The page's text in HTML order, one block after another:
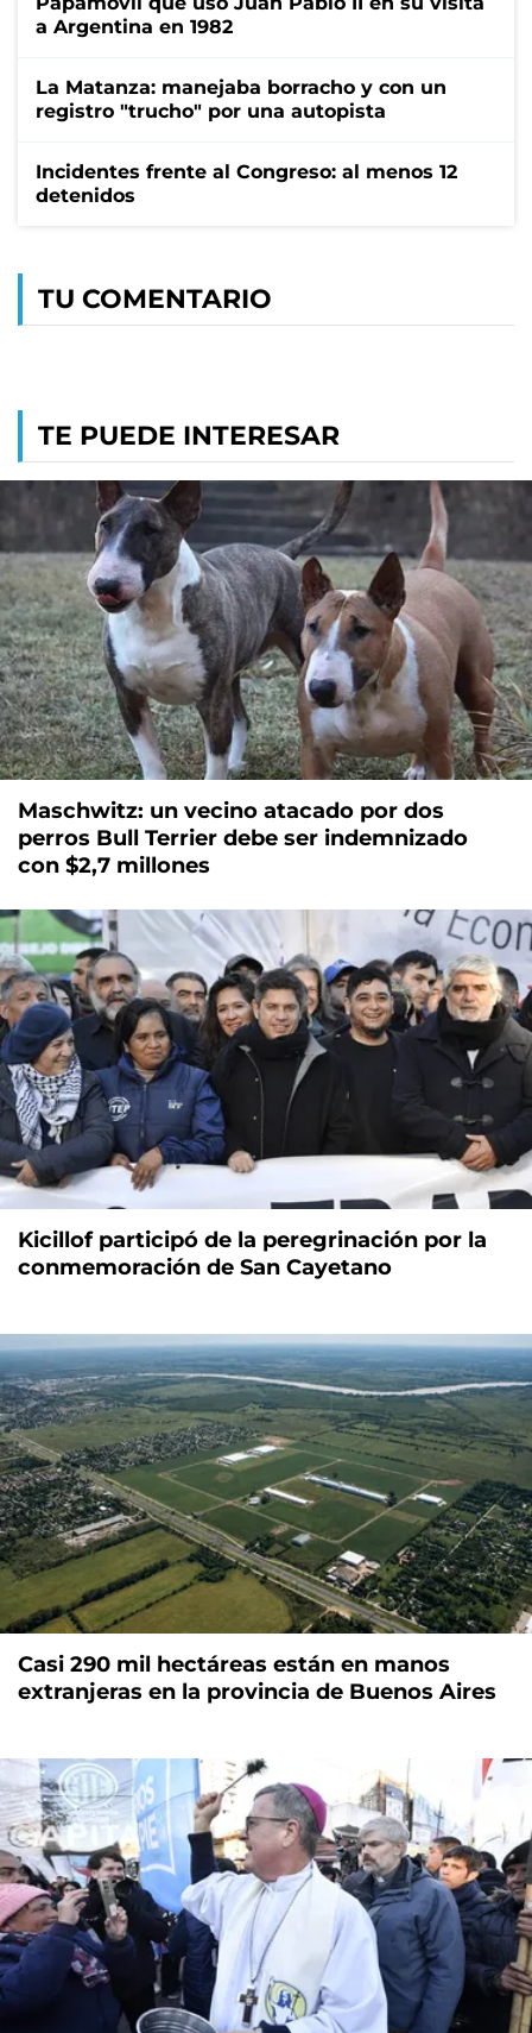
a Argentina en 1982
La Matanza: manejaba borracho y con un
registro "trucho" por una autopista
Incidentes frente al Congreso: al menos 12
detenidos
TU COMENTARIO
TE PUEDE INTERESAR
Maschwitz: un vecino atacado por dos
perros Bull Terrier debe ser indemnizado
con $2,7 millones
Kicillof participó de la peregrinación por la
conmemoración de San Cayetano
Casi 290 mil hectáreas están en manos
extranjeras en la provincia de Buenos Aires